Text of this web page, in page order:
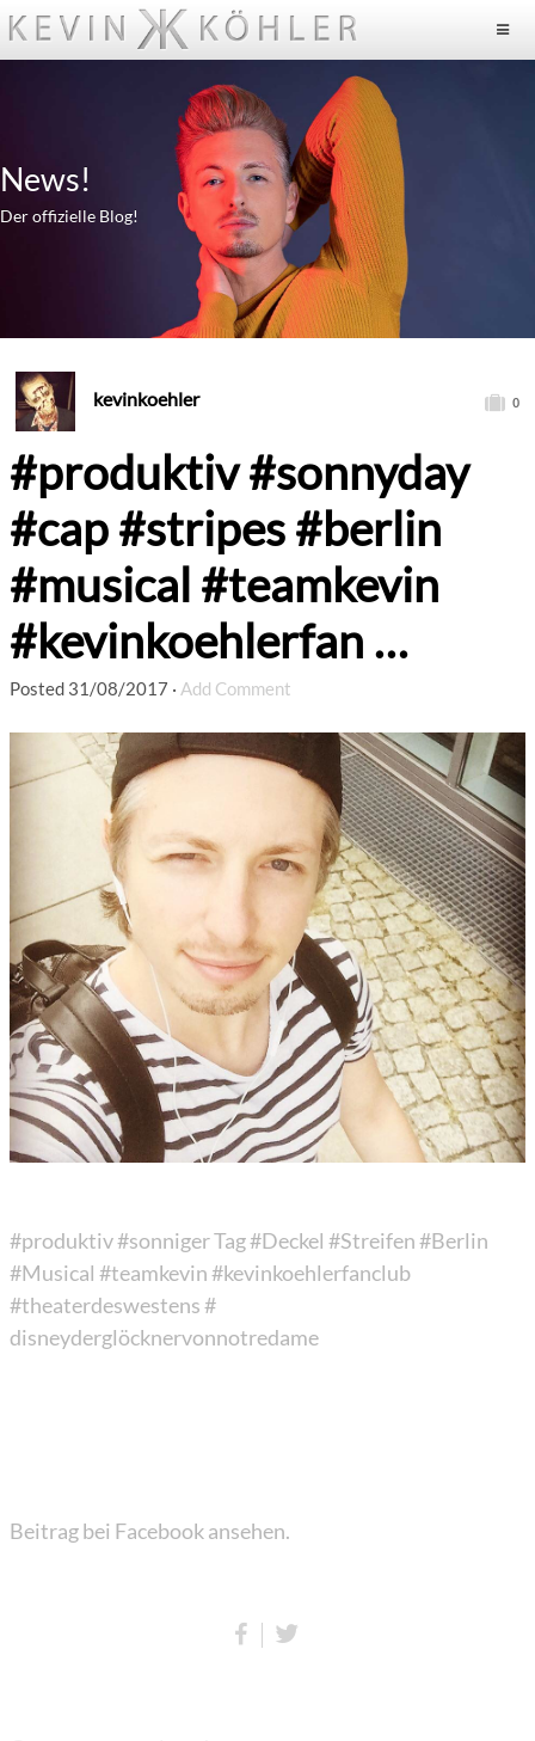
News!
Der offizielle Blog!
kevinkoehler 0
#produktiv #sonnyday
#cap #stripes #berlin
#musical #teamkevin
#kevinkoehlerfan …
Posted 31/08/2017 · Add Comment
#produktiv#sonniger Tag#Deckel #Streifen#Berlin
#Musical #teamkevin#kevinkoehlerfanclub
#theaterdeswestens#
disneyderglöcknervonnotredame
Beitrag bei Facebook ansehen.